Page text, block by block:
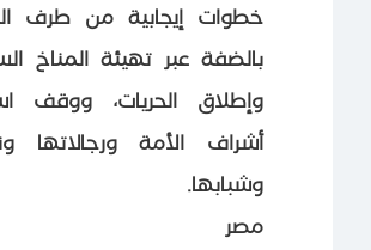
خطوات إيجابية من طرف
بالضفة عبر تهيئة المناخ
وإطلاق الحريات، ووقف
أشراف الأمة ورجالاتها
وشبابها.
مصر